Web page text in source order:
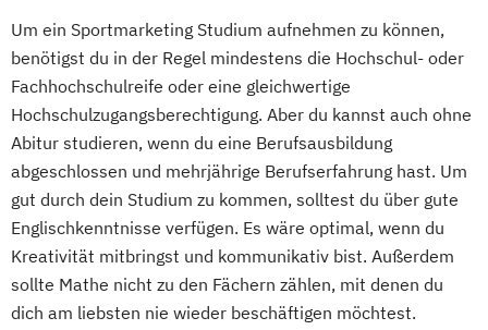
Um ein Sportmarketing Studium aufnehmen zu können,
benötigst du in der Regel mindestens die Hochschul- oder
Fachhochschulreife oder eine gleichwertige
Hochschulzugangsberechtigung. Aber du kannst auch ohne
Abitur studieren, wenn du eine Berufsausbildung
abgeschlossen und mehrjährige Berufserfahrung hast. Um
gut durch dein Studium zu kommen, solltest du über gute
Englischkenntnisse verfügen. Es wäre optimal, wenn du
Kreativität mitbringst und kommunikativ bist. Außerdem
sollte Mathe nicht zu den Fächern zählen, mit denen du
dich am liebsten nie wieder beschäftigen möchtest.